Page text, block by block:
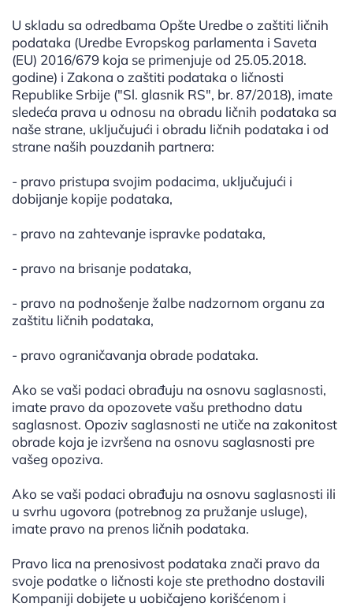
U skladu sa odredbama Opšte Uredbe o zaštiti ličnih
podataka (Uredbe Evropskog parlamenta i Saveta
(EU) 2016/679 koja se primenjuje od 25.05.2018.
godine) i Zakona o zaštiti podataka o ličnosti
Republike Srbije ("Sl. glasnik RS", br. 87/2018), imate
sledeća prava u odnosu na obradu ličnih podataka sa
naše strane, uključujući i obradu ličnih podataka i od
strane naših pouzdanih partnera:
- pravo pristupa svojim podacima, uključujući i
dobijanje kopije podataka,
- pravo na zahtevanje ispravke podataka,
- pravo na brisanje podataka,
- pravo na podnošenje žalbe nadzornom organu za
zaštitu ličnih podataka,
- pravo ograničavanja obrade podataka.
Ako se vaši podaci obrađuju na osnovu saglasnosti,
imate pravo da opozovete vašu prethodno datu
saglasnost. Opoziv saglasnosti ne utiče na zakonitost
obrade koja je izvršena na osnovu saglasnosti pre
vašeg opoziva.
Ako se vaši podaci obrađuju na osnovu saglasnosti ili
u svrhu ugovora (potrebnog za pružanje usluge),
imate pravo na prenos ličnih podataka.
Pravo lica na prenosivost podataka znači pravo da
svoje podatke o ličnosti koje ste prethodno dostavili
Kompaniji dobijete u uobičajeno korišćenom i